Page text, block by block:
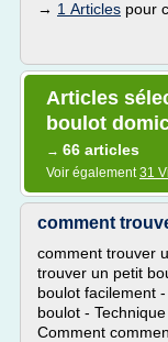
→ 1 Articles pour
Articles
boulot
→ 66 articles
Voir également31
comment
comment trouver
trouver un petit
boulot facilement
boulot -
Comment